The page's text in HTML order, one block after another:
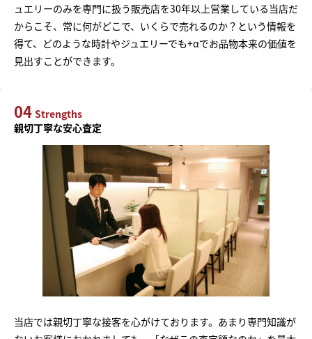
ュエリーのみを専門に扱う販売店を30年以上営業している当店だ
からこそ、常に何がどこで、いくらで売れるのか？という情報を
得て、どのような時計やジュエリーでも+αでお品物本来の価値を
見出すことができます。
04 Strengths
親切丁寧な安心査定
当店では親切丁寧な接客を心がけております。あまり専門知識が